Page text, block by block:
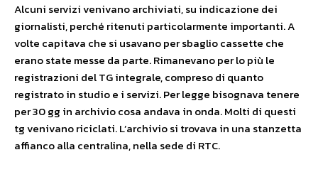
Alcuni servizi venivano archiviati, su indicazione dei
giornalisti, perché ritenuti particolarmente importanti. A
volte capitava che si usavano per sbaglio cassette che
erano state messe da parte. Rimanevano per lo più le
registrazioni del TG integrale, compreso di quanto
registrato in studio e i servizi. Per legge bisognava tenere
per 30 gg in archivio cosa andava in onda. Molti di questi
tg venivano riciclati. L’archivio si trovava in una stanzetta
affianco alla centralina, nella sede di RTC.